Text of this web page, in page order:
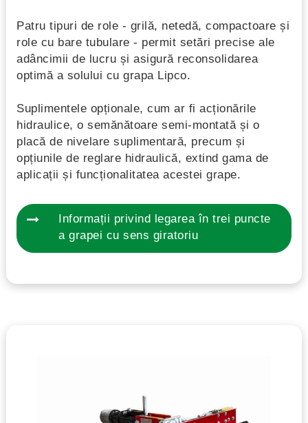
Patru tipuri de role - grilă, netedă, compactoare și
role cu bare tubulare - permit setări precise ale
adâncimii de lucru și asigură reconsolidarea
optimă a solului cu grapa Lipco.
Suplimentele opționale, cum ar fi acționările
hidraulice, o semănătoare semi-montată și o
placă de nivelare suplimentară, precum și
opțiunile de reglare hidraulică, extind gama de
aplicații și funcționalitatea acestei grape.
Informații privind legarea în trei puncte
a grapei cu sens giratoriu